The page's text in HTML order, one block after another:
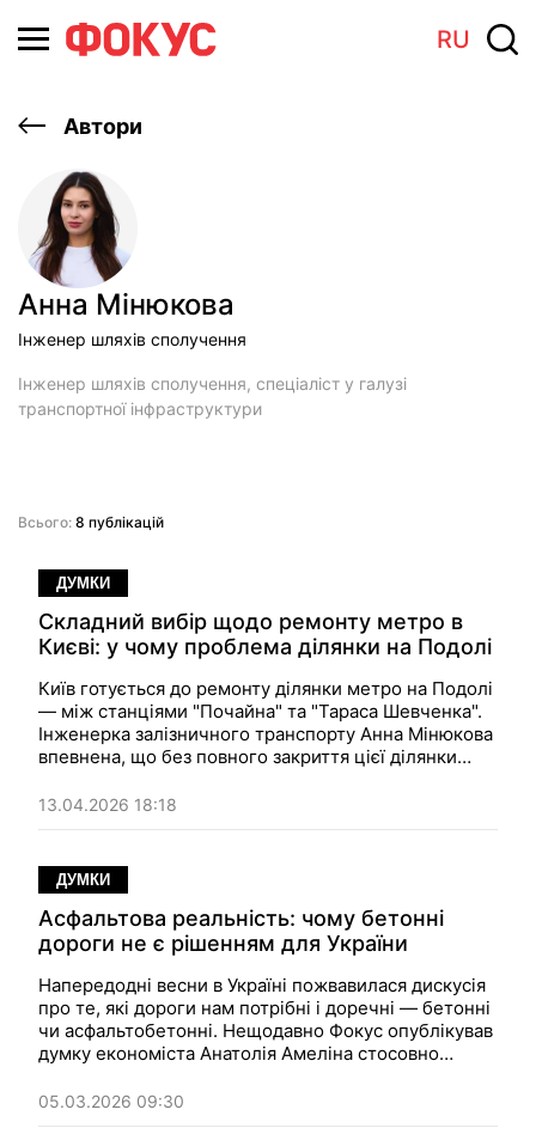
RU
Автори
Анна Мiнюкова
Iнженер шляхів сполучення
Інженер шляхів сполучення, спеціаліст у галузі
транспортної інфраструктури
Всього: 8 публікацій
ДУМКИ
Складний вибір щодо ремонту метро в
Києві: у чому проблема ділянки на Подолі
Київ готується до ремонту ділянки метро на Подолі
— між станціями "Почайна" та "Тараса Шевченка".
Інженерка залізничного транспорту Анна Мінюкова
впевнена, що без повного закриття цієї ділянки
робіт не можна гарантувати. Хоча, звичайно,
політично це рішення складне для міської влади…
13.04.2026 18:18
ДУМКИ
Асфальтова реальність: чому бетонні
дороги не є рішенням для України
Напередодні весни в Україні пожвавилася дискусія
про те, які дороги нам потрібні і доречні — бетонні
чи асфальтобетонні. Нещодавно Фокус опублікував
думку економіста Анатолія Амеліна стосовно
йому опонує інженерка шляхів сполучення Анна
Мінюкова, яка доводить, що асфальтобетон більш
05.03.2026 09:30